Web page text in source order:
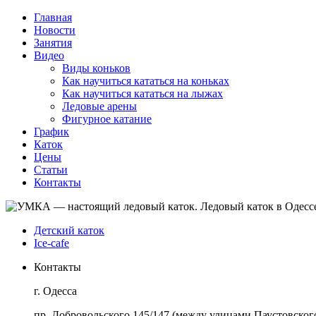
Главная
Новости
Занятия
Видео
Виды коньков
Как научиться кататься на коньках
Как научиться кататься на лыжах
Ледовые арены
Фигурное катание
График
Каток
Цены
Статьи
Контакты
Детский каток
Ice-cafe
Контакты
г. Одесса